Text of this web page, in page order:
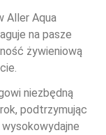
Aller Aqua
na pasze
żywieniową
niezbędną
podtrzymując